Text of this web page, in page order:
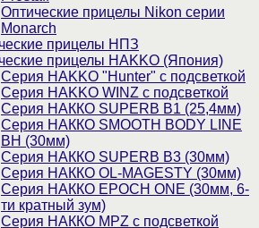
Оптические прицелы Nikon серии
Monarch
прицелы НПЗ
прицелы HAKKO (Япония)
Cерия HAKKO "Hunter" с подсветкой
Серия НAKKO WINZ с подсветкой
Серия НАККО SUPERB B1 (25,4мм)
Серия НАККО SMOOTH BODY LINE
BH (30мм)
Серия НАККО SUPERB B3 (30мм)
Серия НАККО OL-MAGESTY (30мм)
Серия НАККО EPOCH ONE (30мм, 6-
ти кратный зум)
Серия НАККО MPZ с подсветкой